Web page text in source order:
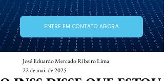
ENTRE EM CONTATO AGORA
José Eduardo Mercado Ribeiro Lima
22 de mai. de 2025